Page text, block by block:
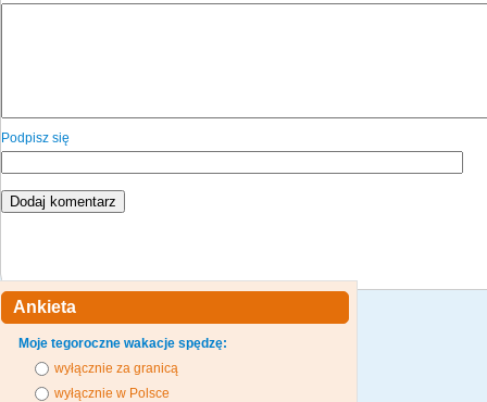
Podpisz się
Ankieta
Moje tegoroczne wakacje spędzę:
wyłącznie za granicą
wyłącznie w Polsce